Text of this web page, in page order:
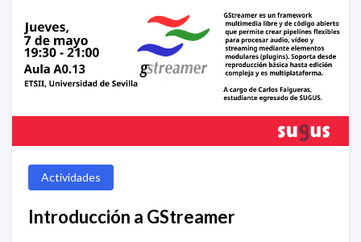
Actividades
Introducción a GStreamer